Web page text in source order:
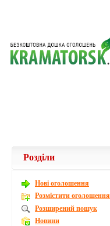
Розділи
Новi оголошення
Розмістити оголошення
Розширений пошук
Новини